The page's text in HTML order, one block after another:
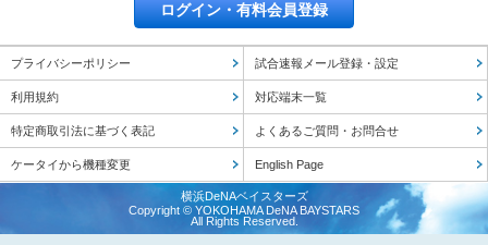
ログイン・有料会員登録
プライバシーポリシー 試合速報メール登録・設定
利用規約 対応端末一覧
特定商取引法に基づく表記 よくあるご質問・お問合せ
ケータイから機種変更 English Page
横浜DeNAベイスターズ
Copyright © YOKOHAMA DeNA BAYSTARS
All Rights Reserved.